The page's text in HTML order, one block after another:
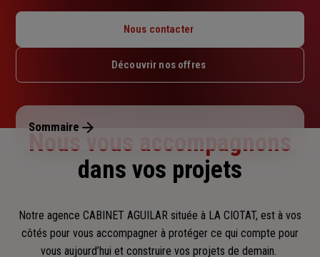
Mardi : 09h – 13h / 14h – 18h
Jeudi : 09h – 13h / 14h – 17h30
Dimanche : Fermé
Nous contacter
Découvrir nos offres
Sommaire
Nous vous accompagnons
dans vos projets
Notre agence CABINET AGUILAR située à LA CIOTAT, est à vos
côtés pour vous accompagner à protéger ce qui compte pour
vous aujourd’hui et construire vos projets de demain.